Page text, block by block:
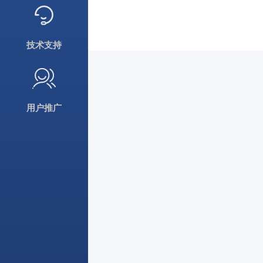
技术支持
用户推广